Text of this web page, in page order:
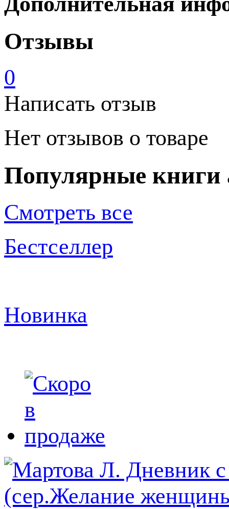
Отзывы
0
Написать отзыв
Нет отзывов о товаре
Популярные книги
Смотреть все
Бестселлер
Новинка